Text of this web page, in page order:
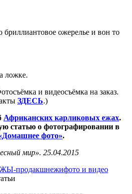
ожерелье и вон то
ложке.
и видеосъёмка на заказ.
ЗДЕСЬ.)
Африканских карликовых ежах.
статью о фотографировании в
фото».
мир». 25.04.2015
продакшнежифото и видео